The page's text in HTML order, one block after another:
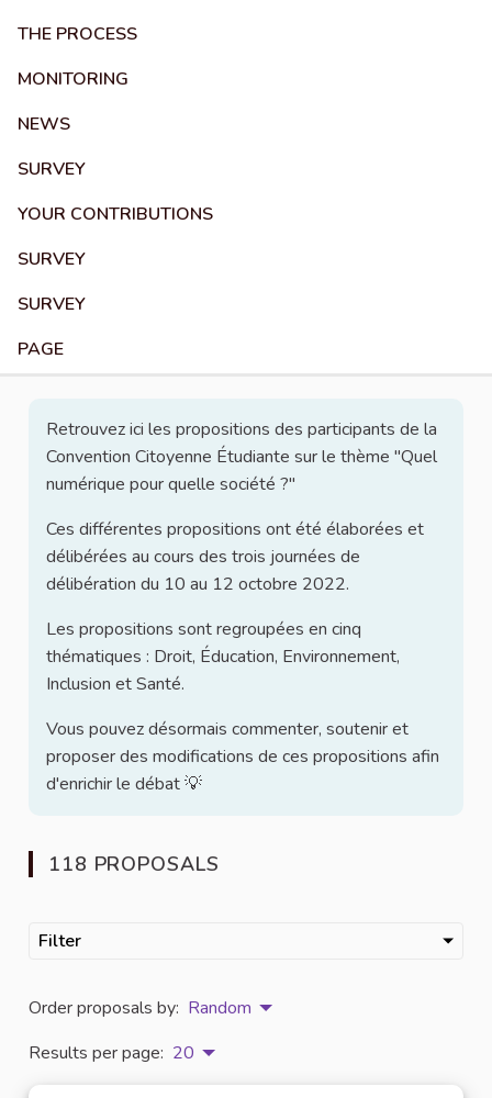
THE PROCESS
MONITORING
NEWS
SURVEY
YOUR CONTRIBUTIONS
SURVEY
SURVEY
PAGE
Retrouvez ici les propositions des participants de la
Convention Citoyenne Étudiante sur le thème "Quel
numérique pour quelle société ?"
Ces différentes propositions ont été élaborées et
délibérées au cours des trois journées de
délibération du 10 au 12 octobre 2022.
Les propositions sont regroupées en cinq
thématiques : Droit, Éducation, Environnement,
Inclusion et Santé.
Vous pouvez désormais commenter, soutenir et
proposer des modifications de ces propositions afin
d'enrichir le débat 💡
118 PROPOSALS
Filter
Order proposals by: Random
Results per page: 20